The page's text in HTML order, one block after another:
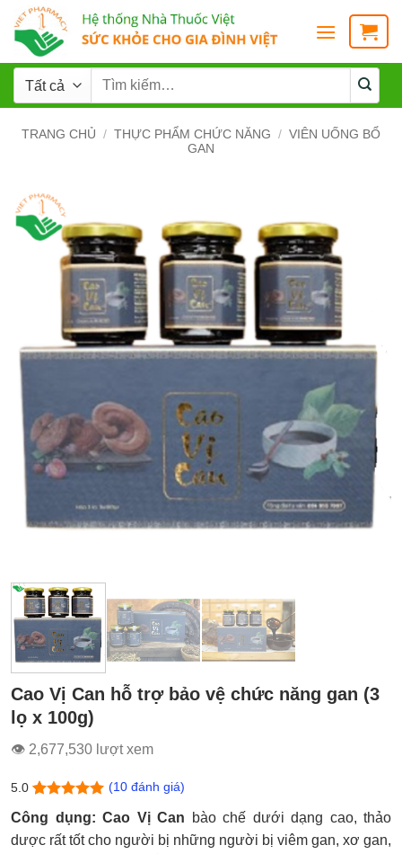
TRANG CHỦ / THỰC PHẨM CHỨC NĂNG / VIÊN UỐNG BỔ
GAN
Cao Vị Can hỗ trợ bảo vệ chức năng gan (3
lọ x 100g)
👁 2,677,530 lượt xem
5.0
trên 5
dựa trên
đánh giá
(10đánh giá)
Công dụng: Cao Vị Can bào chế dưới dạng cao, thảo
dược rất tốt cho người bị những người bị viêm gan, xơ gan,